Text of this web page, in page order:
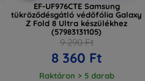
EF-UF976CTE Samsung
tükröződésgátló védőfólia Galaxy
Z Fold 8 Ultra készülékhez
(57983131105)
9 290 Ft
8 360 Ft
Raktáron > 5 darab